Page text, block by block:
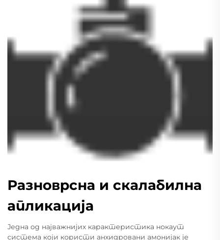
Разноврсна и скалабилна
апликација
Једна од најважнијих карактеристика нокаут
система који користи анхидровани амонијак је